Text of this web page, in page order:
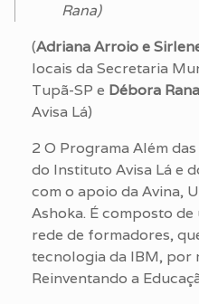
Rana)
(Adriana Arroio e
locais da Secretaria
Tupã-SP e Débora Rana
Avisa Lá)
2 O Programa Além
do Instituto Avisa Lá e
com o apoio da Avina,
Ashoka. É composto
rede de formadores,
tecnologia da IBM, por
Reinventando a